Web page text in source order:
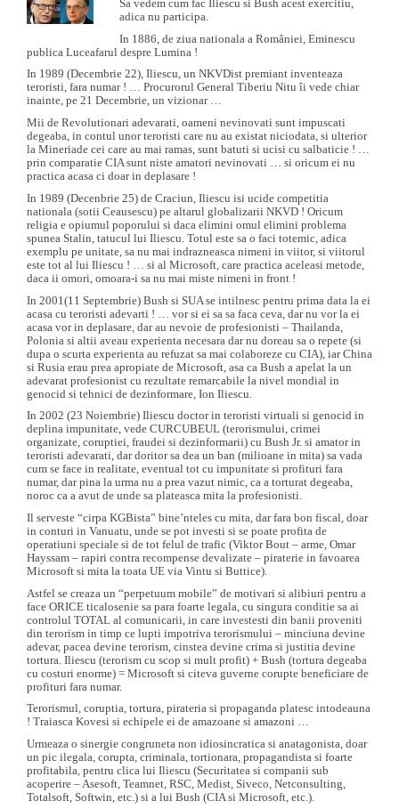
Sa vedem cum fac Iliescu si Bush acest exercitiu,
adica nu participa.
In 1886, de ziua nationala a României, Eminescu
publica Luceafarul despre Lumina !
In 1989 (Decembrie 22), Iliescu, un NKVDist premiant inventeaza
teroristi, fara numar ! … Procurorul General Tiberiu Nitu îi vede chiar
inainte, pe 21 Decembrie, un vizionar …
Mii de Revolutionari adevarati, oameni nevinovati sunt impuscati
degeaba, in contul unor teroristi care nu au existat niciodata, si ulterior
la Mineriade cei care au mai ramas, sunt batuti si ucisi cu salbaticie ! …
prin comparatie CIA sunt niste amatori nevinovati … si oricum ei nu
practica acasa ci doar in deplasare !
In 1989 (Decenbrie 25) de Craciun, Iliescu isi ucide competitia
nationala (sotii Ceausescu) pe altarul globalizarii NKVD ! Oricum
religia e opiumul poporului si daca elimini omul elimini problema
spunea Stalin, tatucul lui Iliescu. Totul este sa o faci totemic, adica
exemplu pe unitate, sa nu mai indrazneasca nimeni in viitor, si viitorul
este tot al lui Iliescu ! … si al Microsoft, care practica aceleasi metode,
daca ii omori, omoara-i sa nu mai miste nimeni in front !
In 2001(11 Septembrie) Bush si SUA se intilnesc pentru prima data la ei
acasa cu teroristi adevarti ! … vor si ei sa sa faca ceva, dar nu vor la ei
acasa vor in deplasare, dar au nevoie de profesionisti – Thailanda,
Polonia si altii aveau experienta necesara dar nu doreau sa o repete (si
dupa o scurta experienta au refuzat sa mai colaboreze cu CIA), iar China
si Rusia erau prea apropiate de Microsoft, asa ca Bush a apelat la un
adevarat profesionist cu rezultate remarcabile la nivel mondial in
genocid si tehnici de dezinformare, Ion Iliescu.
In 2002 (23 Noiembrie) Iliescu doctor in teroristi virtuali si genocid in
deplina impunitate, vede CURCUBEUL (terorismului, crimei
organizate, coruptiei, fraudei si dezinformarii) cu Bush Jr. si amator in
teroristi adevarati, dar doritor sa dea un ban (milioane in mita) sa vada
cum se face in realitate, eventual tot cu impunitate si profituri fara
numar, dar pina la urma nu a prea vazut nimic, ca a torturat degeaba,
noroc ca a avut de unde sa plateasca mita la profesionisti.
Il serveste “cirpa KGBista” bine’nteles cu mita, dar fara bon fiscal, doar
in conturi in Vanuatu, unde se pot investi si se poate profita de
operatiuni speciale si de tot felul de trafic (Viktor Bout – arme, Omar
Hayssam – rapiri contra recompense devalizate – piraterie in favoarea
Microsoft si mita la toata UE via Vintu si Buttice).
Astfel se creaza un “perpetuum mobile” de motivari si alibiuri pentru a
face ORICE ticalosenie sa para foarte legala, cu singura conditie sa ai
controlul TOTAL al comunicarii, in care investesti din banii proveniti
din terorism in timp ce lupti impotriva terorismului – minciuna devine
adevar, pacea devine terorism, cinstea devine crima si justitia devine
tortura. Iliescu (terorism cu scop si mult profit) + Bush (tortura degeaba
cu costuri enorme) = Microsoft si citeva guverne corupte beneficiare de
profituri fara numar.
Terorismul, coruptia, tortura, pirateria si propaganda platesc intodeauna
! Traiasca Kovesi si echipele ei de amazoane si amazoni …
Urmeaza o sinergie congruneta non idiosincratica si anatagonista, doar
un pic ilegala, corupta, criminala, tortionara, propagandista si foarte
profitabila, pentru clica lui Iliescu (Securitatea si companii sub
acoperire – Asesoft, Teamnet, RSC, Medist, Siveco, Netconsulting,
Totalsoft, Softwin, etc.) si a lui Bush (CIA si Microsoft, etc.).